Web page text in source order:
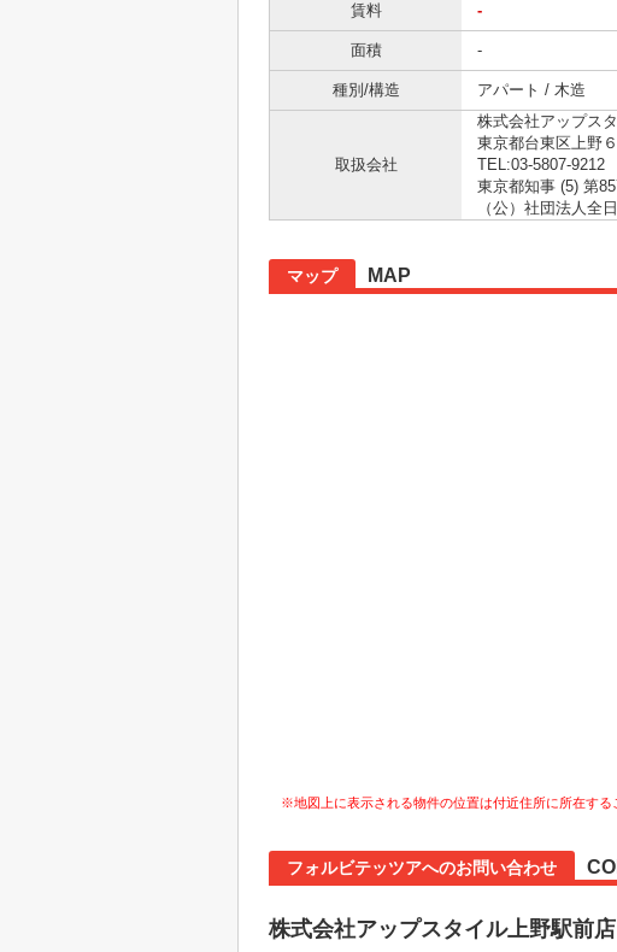
賃料
-
面積 -
種別/構造 アパート / 木造
取扱会社
株式会社アップス
東京都台東区上野
TEL:03-5807-9212
東京都知事 (5) 第
（公）社団法人全
マップ MAP
※地図上に表示される物件の位置は付近住所に所在する
フォルビテッツアへのお問い合わせ
株式会社アップスタイル上野駅前店